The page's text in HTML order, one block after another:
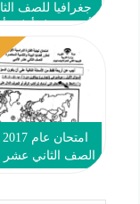
جغرافيا للصف
الصف الثاني عشر